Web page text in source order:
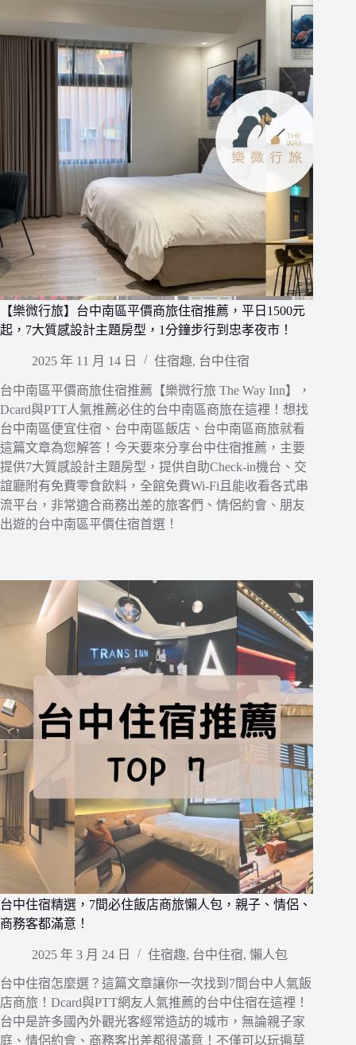
【樂微行旅】台中南區平價商旅住宿推薦，平日1500元
起，7大質感設計主題房型，1分鐘步行到忠孝夜市！
2025 年 11 月 14 日 住宿趣, 台中住宿
台中南區平價商旅住宿推薦【樂微行旅 The Way Inn】，
Dcard與PTT人氣推薦必住的台中南區商旅在這裡！想找
台中南區便宜住宿、台中南區飯店、台中南區商旅就看
這篇文章為您解答！今天要來分享台中住宿推薦，主要
提供7大質感設計主題房型，提供自助Check-in機台、交
誼廳附有免費零食飲料，全館免費Wi-Fi且能收看各式串
流平台，非常適合商務出差的旅客們、情侶約會、朋友
出遊的台中南區平價住宿首選！
台中住宿精選，7間必住飯店商旅懶人包，親子、情侶、
商務客都滿意！
2025 年 3 月 24 日 住宿趣, 台中住宿, 懶人包
台中住宿怎麼選？這篇文章讓你一次找到7間台中人氣飯
店商旅！Dcard與PTT網友人氣推薦的台中住宿在這裡！
台中是許多國內外觀光客經常造訪的城市，無論親子家
庭、情侶約會、商務客出差都很滿意！不僅可以玩遍草